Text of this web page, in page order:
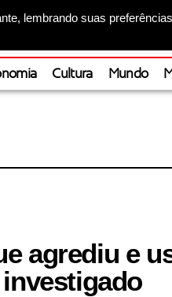
lembrando suas
Cultura Mundo
agrediu e